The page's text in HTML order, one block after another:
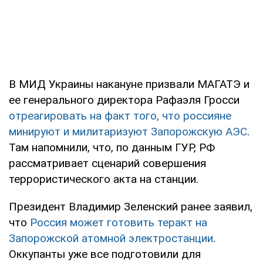
В МИД Украины накануне призвали МАГАТЭ и
ее генерального директора Рафаэля Гросси
отреагировать на факт того, что россияне
минируют и милитаризуют Запорожскую АЭС.
Там напомнили, что, по данным ГУР, РФ
рассматривает сценарий совершения
террористического акта на станции.
Президент Владимир Зеленский ранее заявил,
что Россия может готовить теракт на
Запорожской атомной электростанции.
Оккупанты уже все подготовили для